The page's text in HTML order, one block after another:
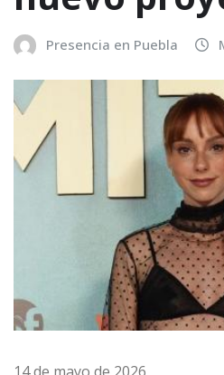
Presencia en Puebla